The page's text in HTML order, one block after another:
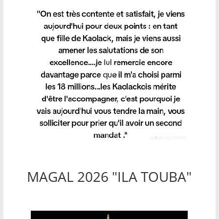
MAGAL 2026 "ILA TOUBA"